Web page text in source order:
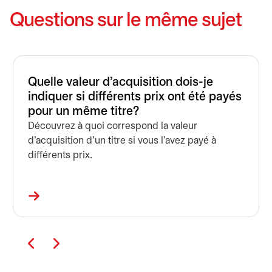
Questions sur le même sujet
Quelle valeur d'acquisition dois-je
indiquer si différents prix ont été payés
pour un même titre?
Découvrez à quoi correspond la valeur
d'acquisition d'un titre si vous l'avez payé à
différents prix.